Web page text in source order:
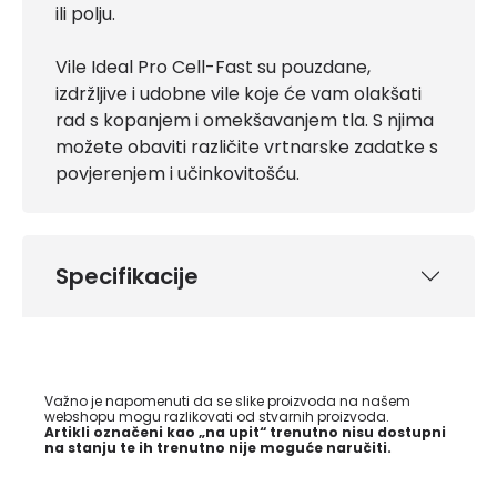
ili polju.
Vile Ideal Pro Cell-Fast su pouzdane,
izdržljive i udobne vile koje će vam olakšati
rad s kopanjem i omekšavanjem tla. S njima
možete obaviti različite vrtnarske zadatke s
povjerenjem i učinkovitošću.
Specifikacije
Važno je napomenuti da se slike proizvoda na našem
webshopu mogu razlikovati od stvarnih proizvoda.
Artikli označeni kao „na upit“ trenutno nisu dostupni
na stanju te ih trenutno nije moguće naručiti.